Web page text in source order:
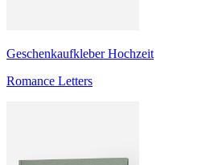
Geschenkaufkleber Hochzeit
Romance Letters